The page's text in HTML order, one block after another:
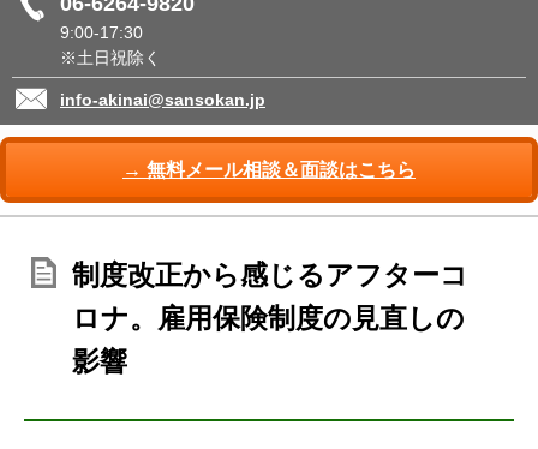
9:00-17:30
※土日祝除く
info-akinai@sansokan.jp
→ 無料メール相談＆面談はこちら
制度改正から感じるアフターコ
ロナ。雇用保険制度の見直しの
影響